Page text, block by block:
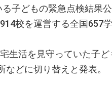
子どもの緊急点検結果公
校を運営する全国657
活を見守っていた子ど
どに切り替えと発表。